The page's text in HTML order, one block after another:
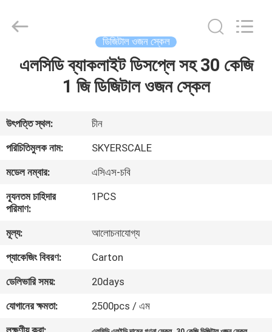
বাড়ি
ভিডিও
আমাদের
সম্বন্ধে
কারখানা
পরিদর্শন
গুণমান
নিয়ন্ত্রণ
Co.,Limited.
ডিজিটাল ওজন স্কেল
এলসিডি ব্যাকলাইট ডিসপ্লে সহ 30 কেজি
1 জি ডিজিটাল ওজন স্কেল
উৎপত্তি স্থল:
চীন
পরিচিতিমুলক নাম:
SKYERSCALE
মডেল নম্বার:
এসিএস-চবি
ন্যূনতম চাহিদার
পরিমাণ:
1PCS
মূল্য:
আলোচনাযোগ্য
প্যাকেজিং বিবরণ:
Carton
ডেলিভারি সময়:
20days
যোগানের ক্ষমতা:
2500pcs / এম